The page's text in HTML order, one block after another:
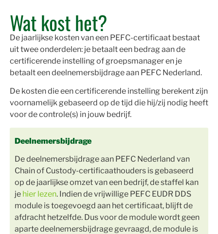
Wat kost het?
De jaarlijkse kosten van een PEFC-certificaat bestaat
uit twee onderdelen: je betaalt een bedrag aan de
certificerende instelling of groepsmanager en je
betaalt een deelnemersbijdrage aan PEFC Nederland.
De kosten die een certificerende instelling berekent zijn
voornamelijk gebaseerd op de tijd die hij/zij nodig heeft
voor de controle(s) in jouw bedrijf.
Deelnemersbijdrage
De deelnemersbijdrage aan PEFC Nederland van
Chain of Custody-certificaathouders is gebaseerd
op de jaarlijkse omzet van een bedrijf, de staffel kan
je hier lezen. Indien de vrijwillige PEFC EUDR DDS
module is toegevoegd aan het certificaat, blijft de
afdracht hetzelfde. Dus voor de module wordt geen
aparte deelnemersbijdrage gevraagd, de module is